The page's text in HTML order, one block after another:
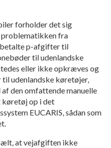
forholder det sig
problematikken fra
p-afgifter til
til udenlandske
eller ikke opkræves og
udenlandske køretøjer,
den omfattende manuelle
køretøj op i det
EUCARIS, sådan som
at vejafgiften ikke